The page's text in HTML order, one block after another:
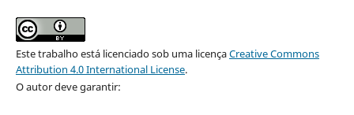
Este trabalho está licenciado sob uma licençaCreative Commons
Attribution 4.0 International License.
O autor deve garantir: